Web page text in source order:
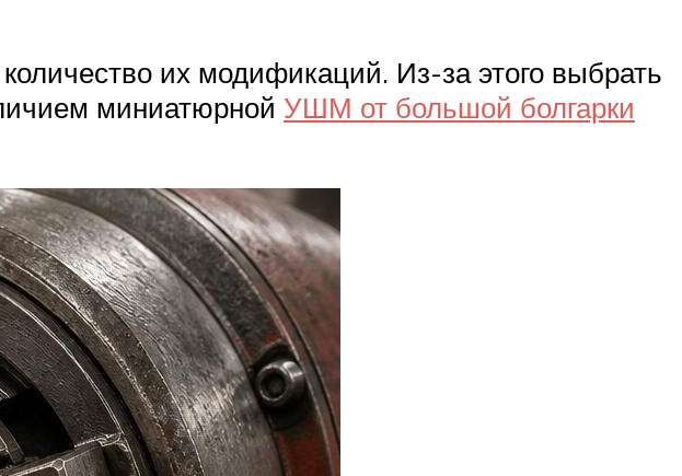
их модификаций. Из-за этого выбрать
миниатюрной УШМ от большой болгарки